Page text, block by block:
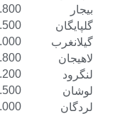
3.800
6.300
1.500
2.800
4.000
6.700
3.800
6.800
4.200
7.000
3.500
5.500
2.000
3.200